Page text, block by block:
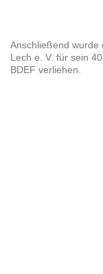
Anschließend wurde
Lech e. V. für sein
BDEF verliehen.